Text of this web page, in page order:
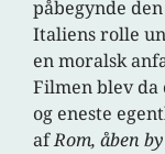
påbegynde
Italiens rolle
en moralsk
Filmen blev da
og eneste
afRom, åben by